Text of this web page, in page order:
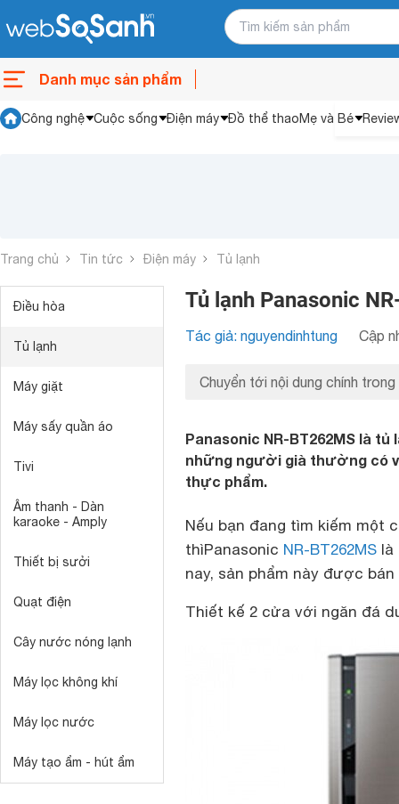
Danh mục sản phẩm
Công nghệ Cuộc sống Điện máy Đồ thể thaoMẹ và Bé
Trang chủ Tin tức Điện máy Tủ lạnh
Điều hòa
Tủ lạnh
Máy giặt
Máy sấy quần áo
Tivi
Âm thanh - Dàn
karaoke - Amply
Thiết bị sưởi
Quạt điện
Cây nước nóng lạnh
Máy lọc không khí
Máy lọc nước
Máy tạo ẩm - hút ẩm
Tủ lạnh Panasonic
Tác giả: nguyendinhtung Cập
Chuyển tới nội dung chính trong
Panasonic NR-BT262MS là
những người già thường có
thực phẩm.
Nếu bạn đang tìm kiếm một
thìPanasonic NR-BT262MS là
nay, sản phẩm này được
Thiết kế 2 cửa với ngăn đá